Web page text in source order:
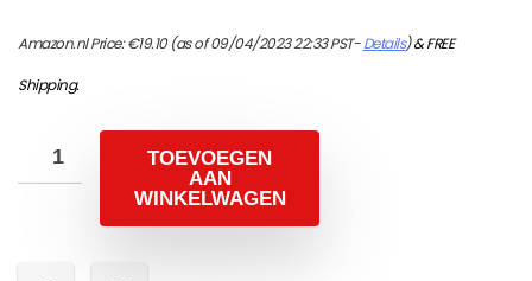
Amazon.nl Price:€19.10(as of 09/04/2023 22:33 PST-Details)&FREE
Shipping.
TOEVOEGEN
AAN
WINKELWAGEN